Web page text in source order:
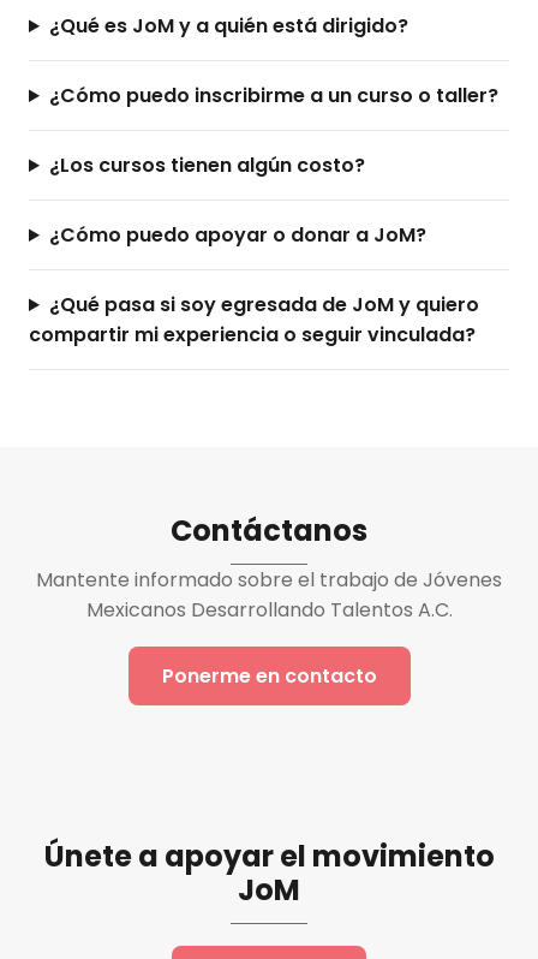
¿Qué es JoM y a quién está dirigido?
¿Cómo puedo inscribirme a un curso o taller?
¿Los cursos tienen algún costo?
¿Cómo puedo apoyar o donar a JoM?
¿Qué pasa si soy egresada de JoM y quiero
compartir mi experiencia o seguir vinculada?
Contáctanos
Mantente informado sobre el trabajo de Jóvenes
Mexicanos Desarrollando Talentos A.C.
Ponerme en contacto
Únete a apoyar el movimiento
JoM